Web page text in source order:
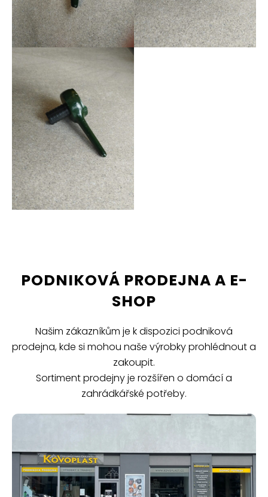
PODNIKOVÁ PRODEJNA A E-
SHOP
Našim zákazníkům je k dispozici podniková
prodejna, kde si mohou naše výrobky prohlédnout a
zakoupit.
Sortiment prodejny je rozšířen o domácí a
zahrádkářské potřeby.